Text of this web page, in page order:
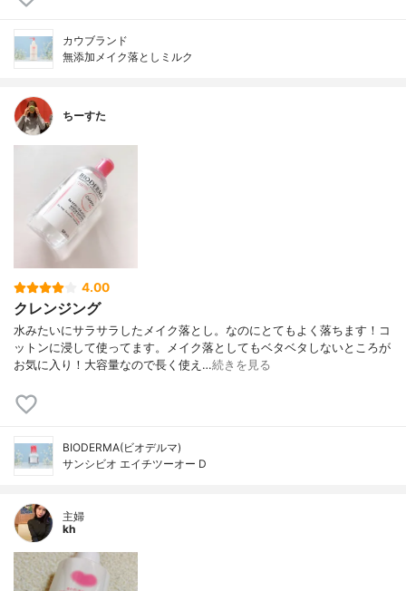
カウブランド
無添加メイク落としミルク
ちーすた
4.00
クレンジング
水みたいにサラサラしたメイク落とし。なのにとてもよく落ちます！コ
ットンに浸して使ってます。メイク落としてもベタベタしないところが
お気に入り！大容量なので長く使え…続きを見る
BIODERMA(ビオデルマ)
サンシビオ エイチツーオー D
主婦
kh